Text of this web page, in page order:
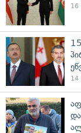
16
14